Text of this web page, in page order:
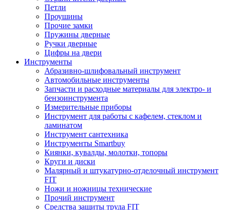
Петли
Проушины
Прочие замки
Пружины дверные
Ручки дверные
Цифры на двери
Инструменты
Абразивно-шлифовальный инструмент
Автомобильные инструменты
Запчасти и расходные материалы для электро- и
бензоинструмента
Измерительные приборы
Инструмент для работы с кафелем, стеклом и
ламинатом
Инструмент сантехника
Инструменты Smartbuy
Киянки, кувалды, молотки, топоры
Круги и диски
Малярный и штукатурно-отделочный инструмент
FIT
Ножи и ножницы технические
Прочий инструмент
Средства защиты труда FIT